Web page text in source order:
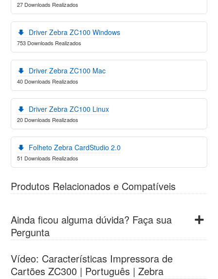
27 Downloads Realizados
Driver Zebra ZC100 Windows
753 Downloads Realizados
Driver Zebra ZC100 Mac
40 Downloads Realizados
Driver Zebra ZC100 Linux
20 Downloads Realizados
Folheto Zebra CardStudio 2.0
51 Downloads Realizados
Produtos Relacionados e Compatíveis
Ainda ficou alguma dúvida? Faça sua
Pergunta
Vídeo: Características Impressora de
Cartões ZC300 | Português | Zebra